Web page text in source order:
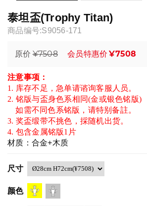
泰坦盃(Trophy Titan)
商品编号:S9056-171
原价 ¥7508 会员特惠价 ¥7508
注意事项：
1. 库存不足，急单请谘询客服人员。
2. 铭版与盃身色系相同(金或银色铭版)
如需不同色系铭版，请特别备註。
3. 奖盃缎带不挑色，採随机出货。
4. 包含金属铭版1片
材质：合金+木质
尺寸
颜色